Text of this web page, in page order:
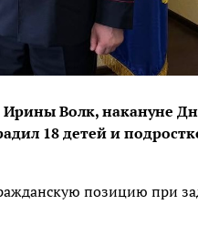
Волк, накануне
18 детей и
позицию при